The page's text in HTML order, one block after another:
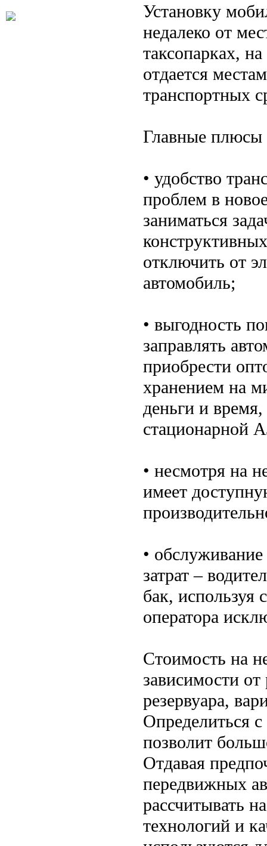
Установку
недалеко от
таксопарках,
отдается
транспортных
Главные
• удобство
проблем в
заниматься
отключить от
автомобиль;
• выгодность
заправлять
приобрести
хранением на
деньги и
стационарной
• несмотря на
имеет
•
затрат –
бак, используя
оператора
Стоимость на
зависимости
резервуара,
Определиться
позволит
Отдавая
передвижных
рассчитывать
технологий и